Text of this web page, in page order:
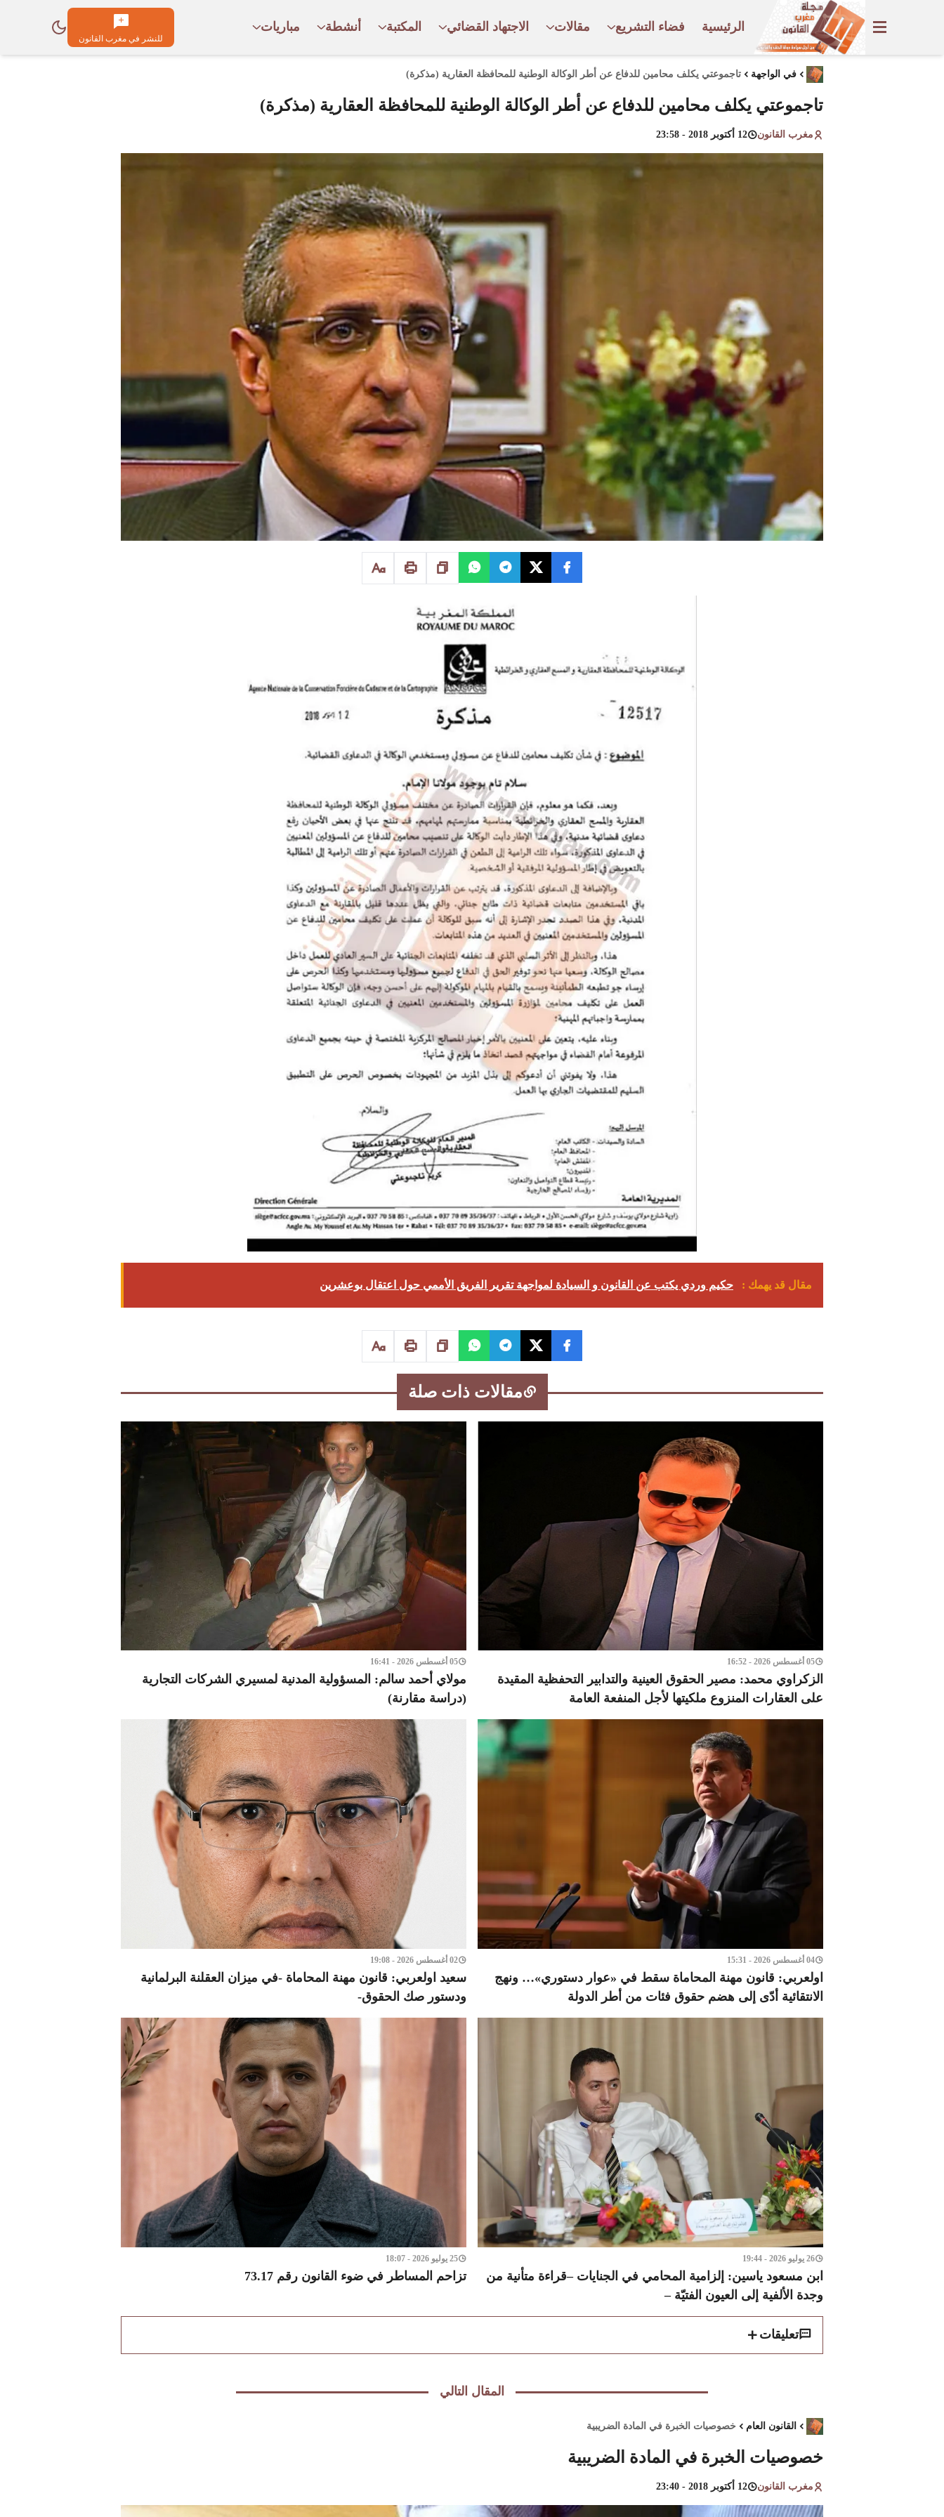
الرئيسية فضاء التشريع مقالات الاجتهاد القضائي المكتبة أنشطة مباريات
للنشر في مغرب القانون
في الواجهة تاجموعتي يكلف محامين للدفاع عن أطر الوكالة الوطنية للمحافظة العقارية (مذكرة)
تاجموعتي يكلف محامين للدفاع عن أطر الوكالة الوطنية للمحافظة العقارية (مذكرة)
مغرب القانون 12 أكتوبر 2018 - 23:58
مقال قد يهمك : حكيم وردي يكتب عن القانون و السيادة لمواجهة تقرير الفريق الأممي حول اعتقال بوعشرين
مقالات ذات صلة
05 أغسطس 2026 - 16:52
الزكراوي محمد: مصير الحقوق العينية والتدابير التحفظية المقيدة
على العقارات المنزوع ملكيتها لأجل المنفعة العامة
05 أغسطس 2026 - 16:41
مولاي أحمد سالم: المسؤولية المدنية لمسيري الشركات التجارية
(دراسة مقارنة)
04 أغسطس 2026 - 15:31
اولعربي: قانون مهنة المحاماة سقط في «عوار دستوري»… ونهج
الانتقائية أدّى إلى هضم حقوق فئات من أطر الدولة
02 أغسطس 2026 - 19:08
سعيد اولعربي: قانون مهنة المحاماة -في ميزان العقلنة البرلمانية
ودستور صك الحقوق-
26 يوليو 2026 - 19:44
ابن مسعود ياسين: إلزامية المحامي في الجنايات –قراءة متأنية من
وجدة الألفية إلى العيون الفتيّة –
25 يوليو 2026 - 18:07
تزاحم المساطر في ضوء القانون رقم 73.17
تعليقات
المقال التالي
القانون العام خصوصيات الخبرة في المادة الضريبية
خصوصيات الخبرة في المادة الضريبية
مغرب القانون 12 أكتوبر 2018 - 23:40